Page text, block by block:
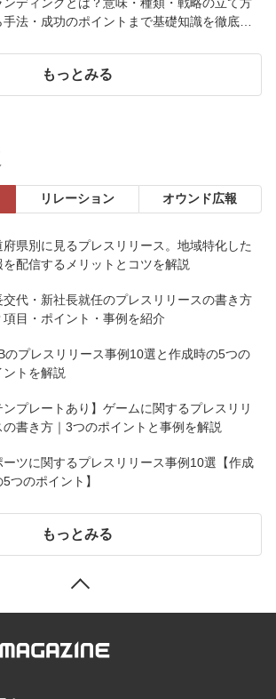
手法・成功のポイントまで基礎知識を徹底解
もっとみる
リレーション オウンド広報
府県別に見るプレスリリース。地域特化した
を配信するメリットとコツを解説
交代・新社長就任のプレスリリースの書き方
項目・ポイント・事例を紹介
のプレスリリース事例10選と作成時の5つの
ントを解説
ンプレートあり】ゲームに関するプレスリリ
の書き方｜3つのポイントと事例を解説
ーツに関するプレスリリース事例10選【作成
つのポイント】
もっとみる